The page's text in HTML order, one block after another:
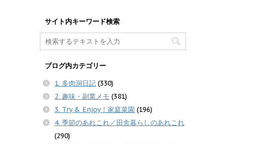
サイト内キーワード検索
ブログ内カテゴリー
1. 多肉洞日記 (330)
2. 趣味・副業メモ (381)
3. Try & Enjoy！家庭菜園 (196)
4. 季節のあれこれ／田舎暮らしのあれこれ
(290)